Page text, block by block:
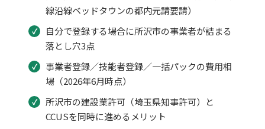
線沿線ベッドタウンの都内元請要請）
自分で登録する場合に所沢市の事業者が詰まる
落とし穴3点
事業者登録／技能者登録／一括パックの費用相
場（2026年6月時点）
所沢市の建設業許可（埼玉県知事許可）と
CCUSを同時に進めるメリット